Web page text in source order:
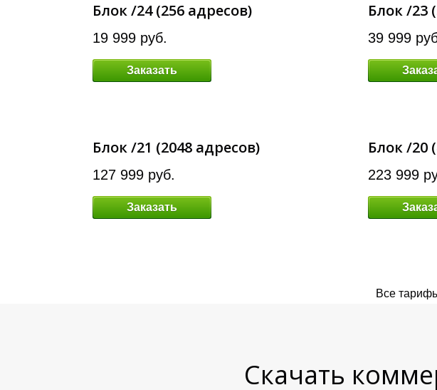
Блок /24 (256 адресов)
19 999 руб.
Заказать
Блок /23
39 999
Блок /21 (2048 адресов)
127 999 руб.
Заказать
Блок /20
223 999
Все
Скачать